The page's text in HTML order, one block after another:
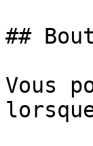
##
Vous